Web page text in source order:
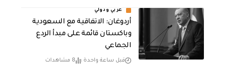
عربي ودولي
أردوغان: الاتفاقية مع السعودية
وباكستان قائمة على مبدأ الردع
الجماعي
قبل ساعة واحدة 8 مشاهدات